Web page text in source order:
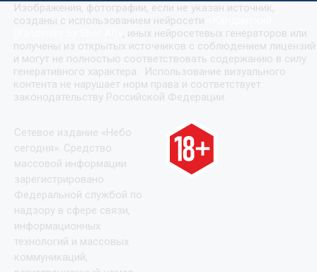
Изображения, фотографии, если не указан источник,
созданы с использованием нейросети
, иных нейросетевых генераторов или
получены из открытых источников с соблюдением лицензий
и могут не полностью соответствовать содержанию в силу
генеративного характера. Использование визуального
контента не нарушает норм права и соответствует
законодательству Российской Федерации.
Сетевое издание «Небо
сегодня». Средство
массовой информации
зарегистрировано
Федеральной службой по
надзору в сфере связи,
информационных
технологий и массовых
коммуникаций,